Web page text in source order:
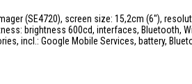
(SE4720), screen size: 15,2cm (6''),
brightness 600cd, interfaces, Bluetooth,
incl.: Google Mobile Services, battery,